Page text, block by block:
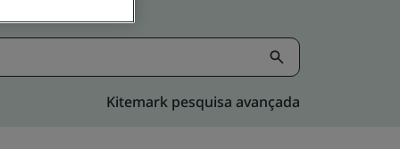
Kitemark pesquisa avançada